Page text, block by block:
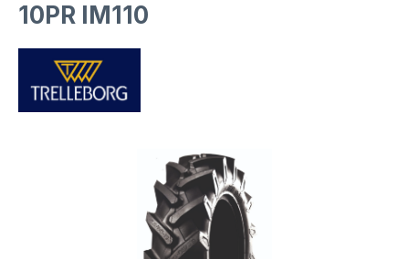
10PR IM110
Bildergalerie überspringen